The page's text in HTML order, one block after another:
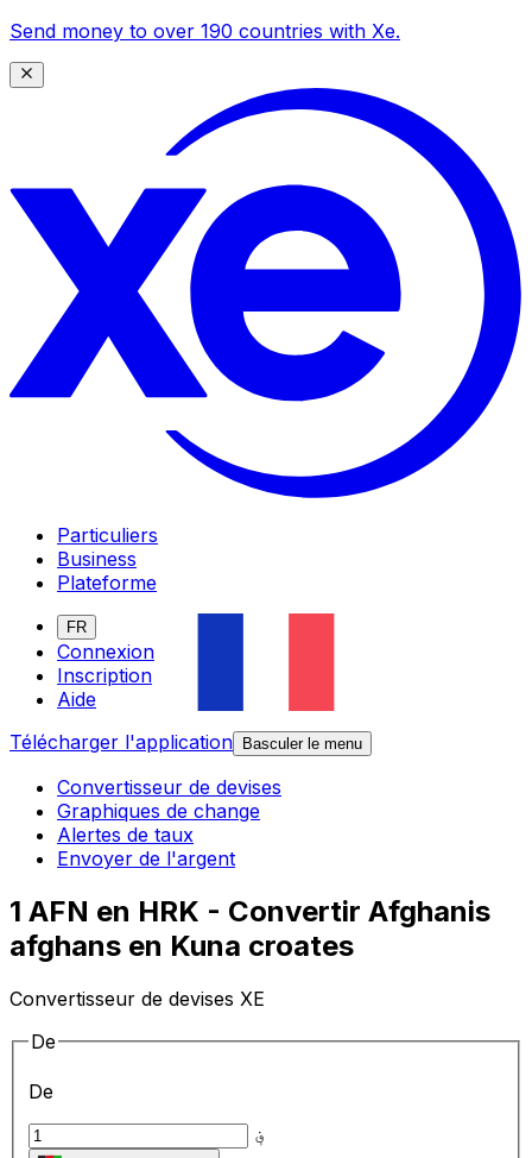
Send money to over 190 countries with Xe.
Particuliers
Business
Plateforme
FR
Connexion
Inscription
Aide
Télécharger l'application
Basculer le menu
Convertisseur de devises
Graphiques de change
Alertes de taux
Envoyer de l'argent
1 AFN en HRK - Convertir Afghanis
afghans en Kuna croates
Convertisseur de devises XE
De
De
؋